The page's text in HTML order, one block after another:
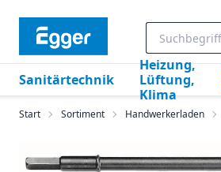
Sanitärtechnik
Heizung,
Lüftung,
Klima
Start Sortiment Handwerkerladen